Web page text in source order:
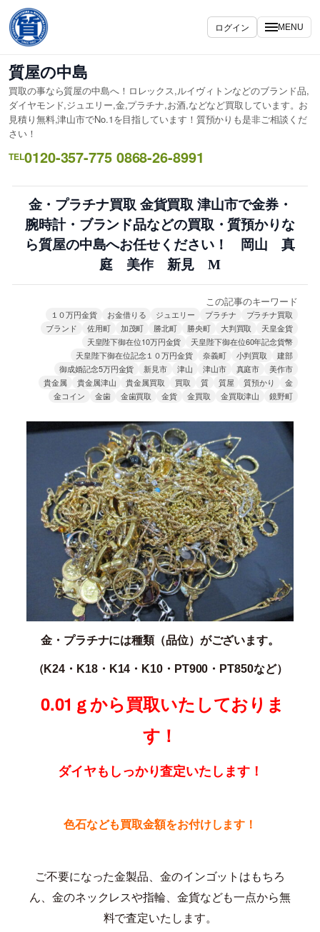
容
を
ス
キ
ッ
プ
ログイン MENU
質屋の中島
買取の事なら質屋の中島へ！ロレックス,ルイヴィトンなどのブランド品,
ダイヤモンド,ジュエリー,金,プラチナ,お酒,などなど買取しています。お
見積り無料,津山市でNo.1を目指しています！質預かりも是非ご相談くだ
さい！
TEL0120-357-775 0868-26-8991
金・プラチナ買取 金貨買取 津山市で金券・
腕時計・ブランド品などの買取・質預かりな
ら質屋の中島へお任せください！ 岡山 真
庭 美作 新見 M
この記事のキーワード
１０万円金貨 お金借りる ジュエリー プラチナ
プラチナ買取
ブランド
佐用町 加茂町 勝北町 勝央町 大判買取
天皇金貨
天皇陛下御在位10万円金貨
天皇陛下御在位60年記念貨幣
天皇陛下御在位記念１０万円金貨
奈義町 小判買取
建部
御成婚記念5万円金貨
新見市 津山 津山市 真庭市
美作市
貴金属
貴金属津山 貴金属買取 買取 質 質屋 質預かり
金
金コイン
金歯 金歯買取 金貨 金買取 金買取津山 鏡野町
金・プラチナには種類（品位）がございます。
（K24・K18・K14・K10・PT900・PT850など）
0.01ｇから買取いたしておりま
す！
ダイヤもしっかり査定いたします！
色石なども買取金額をお付けします！
ご不要になった金製品、金のインゴットはもちろ
ん、金のネックレスや指輪、金貨なども一点から無
料で査定いたします。